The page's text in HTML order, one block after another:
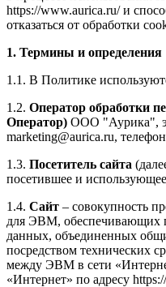
https://www.aurica.ru/ и
отказаться от обработки
1. Термины и определения
1.1. В Политике
1.2. Оператор обработки
Оператор) ООО "Аурика",
marketing@aurica.ru,
1.3. Посетитель сайта
посетившее и
1.4. Сайт – совокупность
для ЭВМ, обеспечивающих
данных, объединенных
посредством технических
между ЭВМ в сети
«Интернет» по адресу